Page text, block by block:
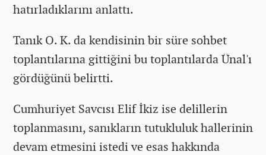
hatırladıklarını anlattı.
Tanık O. K. da kendisinin bir süre sohbet
toplantılarına gittiğini bu toplantılarda Ünal'ı
gördüğünü belirtti.
Cumhuriyet Savcısı Elif İkiz ise delillerin
toplanmasını, sanıkların tutukluluk hallerinin
devam etmesini istedi ve esas hakkında